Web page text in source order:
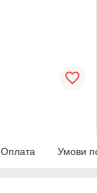
Оплата Умови